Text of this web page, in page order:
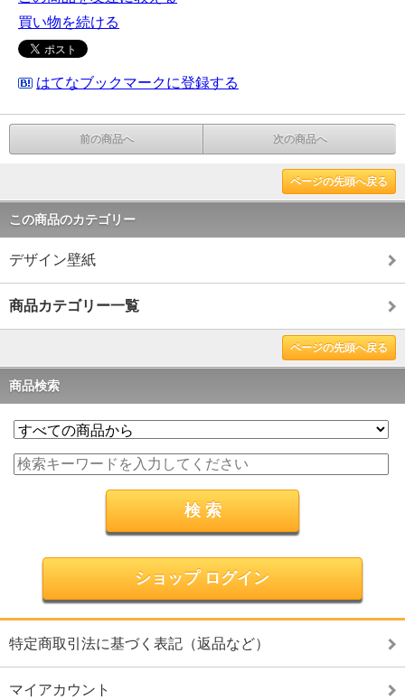
買い物を続ける
はてなブックマークに登録する
前の商品へ 次の商品へ
ページの先頭へ戻る
この商品のカテゴリー
デザイン壁紙
商品カテゴリー一覧
ページの先頭へ戻る
商品検索
ショップ ログイン
特定商取引法に基づく表記（返品など）
マイアカウント